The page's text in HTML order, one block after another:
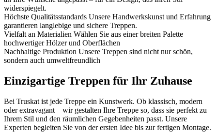
widerspiegelt.
Höchste Qualitätsstandards Unsere Handwerkskunst und Erfahrung
garantieren langlebige und sichere Treppen.
Vielfalt an Materialien Wählen Sie aus einer breiten Palette
hochwertiger Hölzer und Oberflächen
Nachhaltige Produktion Unsere Treppen sind nicht nur schön,
sondern auch umweltfreundlich
Einzigartige Treppen für Ihr Zuhause
Bei Truskat ist jede Treppe ein Kunstwerk. Ob klassisch, modern
oder extravagant – wir gestalten Ihre Treppe so, dass sie perfekt zu
Ihrem Stil und den räumlichen Gegebenheiten passt. Unsere
Experten begleiten Sie von der ersten Idee bis zur fertigen Montage.